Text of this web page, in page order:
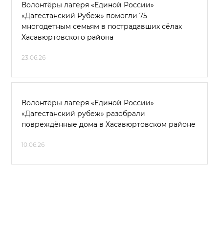
Волонтёры лагеря «Единой России»
«Дагестанский Рубеж» помогли 75
многодетным семьям в пострадавших сёлах
Хасавюртовского района
23.06.26
Волонтёры лагеря «Единой России»
«Дагестанский рубеж» разобрали
повреждённые дома в Хасавюртовском районе
10.06.26